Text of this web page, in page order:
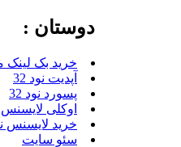
دوستان :
خرید بک لینک
آپدیت نود 32
پسورد نود 32
اوکلی لایسنس
خرید لایسنس
سئو سایت